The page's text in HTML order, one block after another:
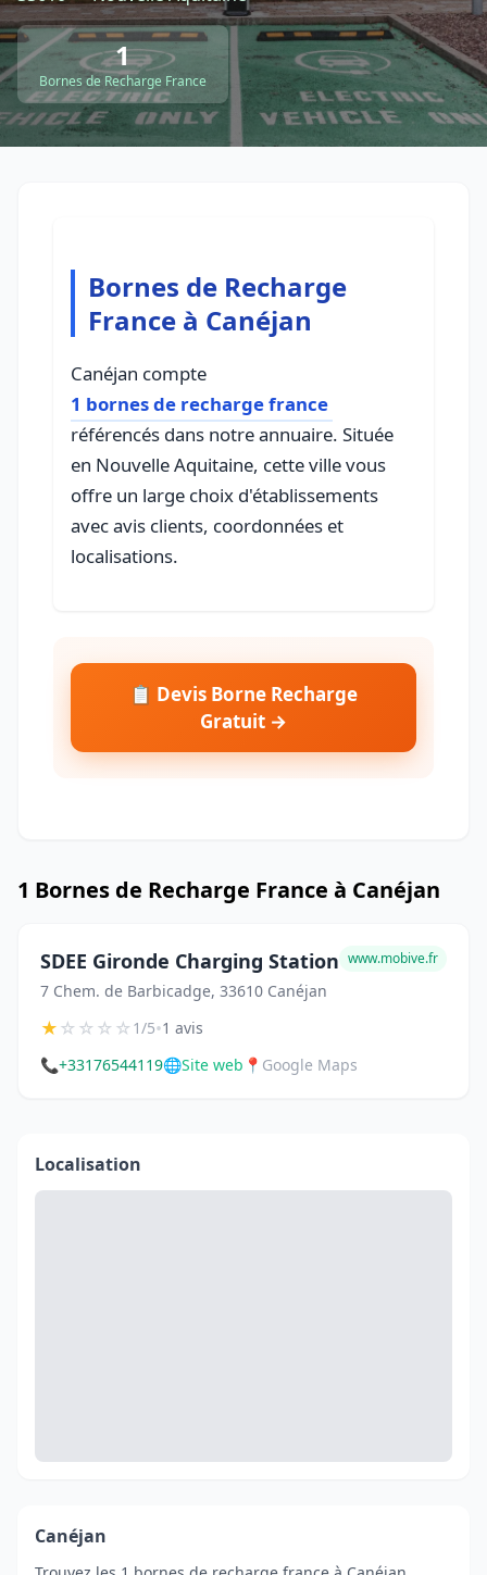
CGU-Confidentialité- Service proposé parViteUnDevis.com-Vous
1
Bornes de Recharge France
Bornes de Recharge
France à Canéjan
Canéjan compte
1 bornes de recharge france
référencés dans notre annuaire. Située
en Nouvelle Aquitaine, cette ville vous
offre un large choix d'établissements
avec avis clients, coordonnées et
localisations.
📋 Devis Borne Recharge
Gratuit →
1 Bornes de Recharge France à Canéjan
SDEE Gironde Charging Station
7 Chem. de Barbicadge, 33610 Canéjan
www.mobive.fr
★☆☆☆☆1/5•1 avis
📞+33176544119🌐Site web 📍 Google Maps
Localisation
Canéjan